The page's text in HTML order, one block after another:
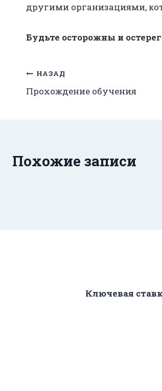
другими организациями,
Будьте осторожны и
Навигация
по
НАЗАД
Прохождение обучения
Похожие записи
Ключевая